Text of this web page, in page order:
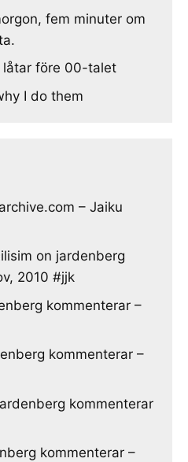
fem minuter om
låtar före 00-talet
I do them
– Jaiku
on jardenberg
2010 #jjk
kommenterar –
kommenterar –
kommenterar
kommenterar –